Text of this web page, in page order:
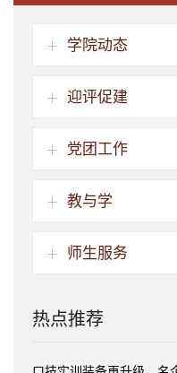
学院动态
迎评促建
党团工作
教与学
师生服务
热点推荐